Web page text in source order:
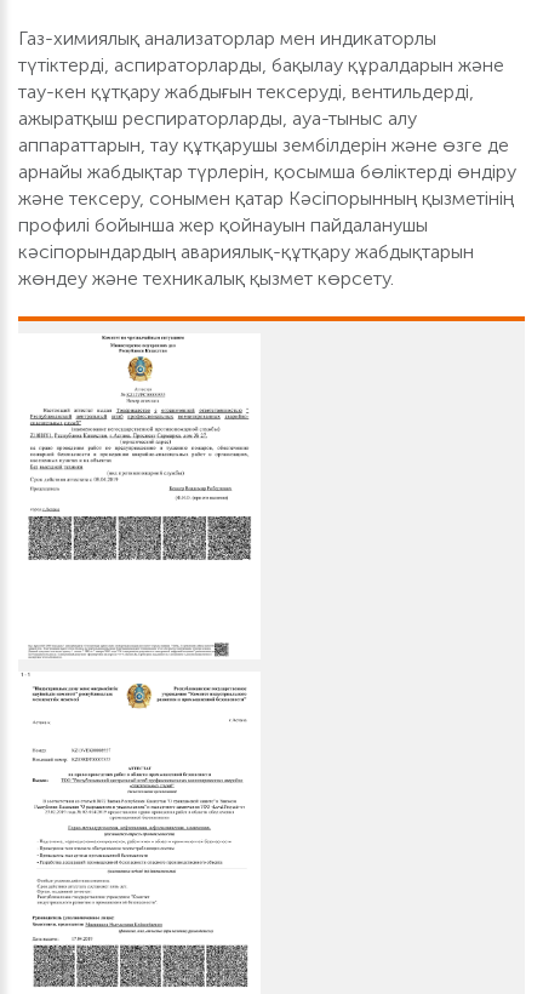
Газ-химиялық анализаторлар мен индикаторлы
түтіктерді, аспираторларды, бақылау құралдарын және
тау-кен құтқару жабдығын тексеруді, вентильдерді,
ажыратқыш респираторларды, ауа-тыныс алу
аппараттарын, тау құтқарушы зембілдерін және өзге де
арнайы жабдықтар түрлерін, қосымша бөліктерді өндіру
және тексеру, сонымен қатар Кәсіпорынның қызметінің
профилі бойынша жер қойнауын пайдаланушы
кәсіпорындардың авариялық-құтқару жабдықтарын
жөндеу және техникалық қызмет көрсету.